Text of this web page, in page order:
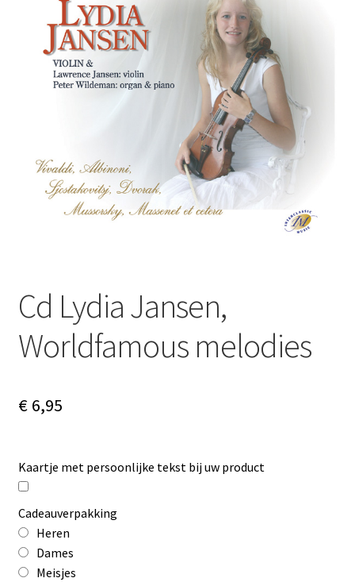
Klantenservice
Cd Lydia Jansen,
Worldfamous melodies
€6,95
Kaartje met persoonlijke tekst bij uw product
Cadeauverpakking
Heren
Dames
Meisjes